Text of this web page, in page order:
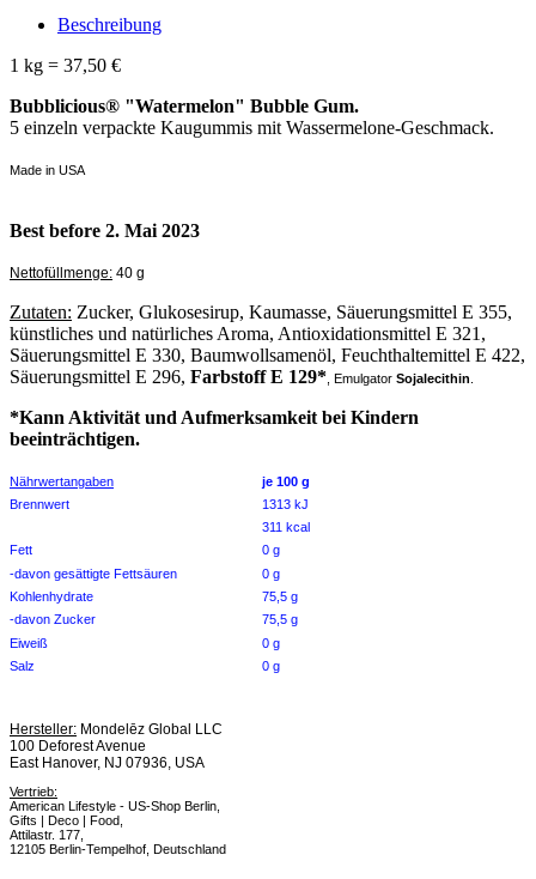
Beschreibung
1 kg = 37,50 €
Bubblicious® "Watermelon" Bubble Gum.
5 einzeln verpackte Kaugummis mit Wassermelone-Geschmack.
Made in USA
Best before 2. Mai 2023
Nettofüllmenge: 40 g
Zutaten: Zucker, Glukosesirup, Kaumasse, Säuerungsmittel E 355,
künstliches und natürliches Aroma, Antioxidationsmittel E 321,
Säuerungsmittel E 330, Baumwollsamenöl, Feuchthaltemittel E 422,
Säuerungsmittel E 296, Farbstoff E 129* , Emulgator Sojalecithin
*Kann Aktivität und Aufmerksamkeit bei Kindern
beeinträchtigen.
Nährwertangaben
je 100 g
Brennwert
1313 kJ
311 kcal
Fett
0 g
-davon gesättigte Fettsäuren
0 g
Kohlenhydrate
75,5 g
-davon Zucker
75,5 g
Eiweiß
0 g
Salz
0 g
Hersteller: Mondelēz Global LLC
100 Deforest Avenue
East Hanover, NJ 07936, USA
Vertrieb:
American Lifestyle - US-Shop Berlin,
Gifts | Deco | Food,
Attilastr. 177,
12105 Berlin-Tempelhof, Deutschland